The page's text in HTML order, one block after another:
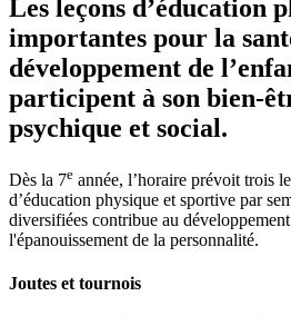
Les leçons d’éducation
importantes pour la
développement de
participent à son bien-
psychique et social.
Dès la 7e année, l’horaire prévoit trois
d’éducation physique et sportive par
diversifiées contribue au
l'épanouissement de la personnalité.
Joutes et tournois